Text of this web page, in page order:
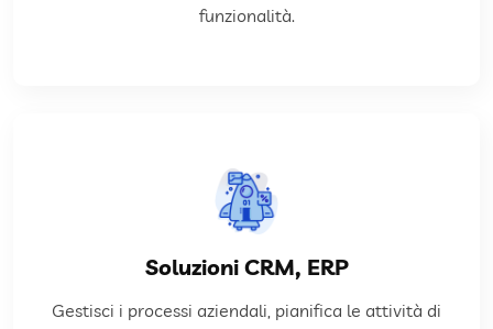
funzionalità.
Soluzioni CRM, ERP
Gestisci i processi aziendali, pianifica le attività di
Uno strumento integrato costruito sopra le tue
esigenze che si adatta al tuo modo di lavorare
APPROFONDISCI